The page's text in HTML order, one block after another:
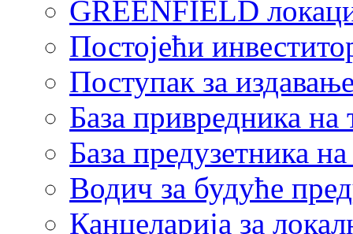
GREENFIELD
Постојећи
Поступак за
База привредника
База предузетника
Водич за будуће
Канцеларија за